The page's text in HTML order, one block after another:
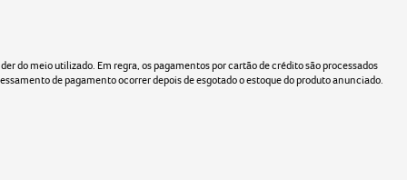
do meio utilizado. Em regra, os pagamentos por cartão de crédito são processados
de pagamento ocorrer depois de esgotado o estoque do produto anunciado.